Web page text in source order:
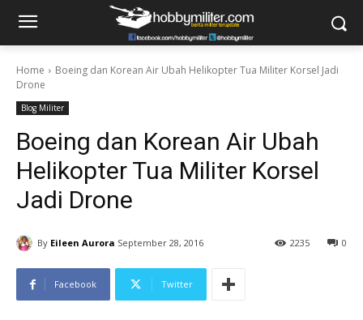
Home
Boeing dan Korean Air Ubah Helikopter Tua Militer Korsel Jadi
Drone
Blog Militer
Boeing dan Korean Air Ubah
Helikopter Tua Militer Korsel
Jadi Drone
By Eileen Aurora September 28, 2016 0
2235
Facebook Twitter